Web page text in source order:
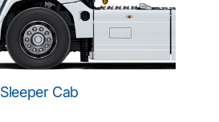
Sleeper Cab